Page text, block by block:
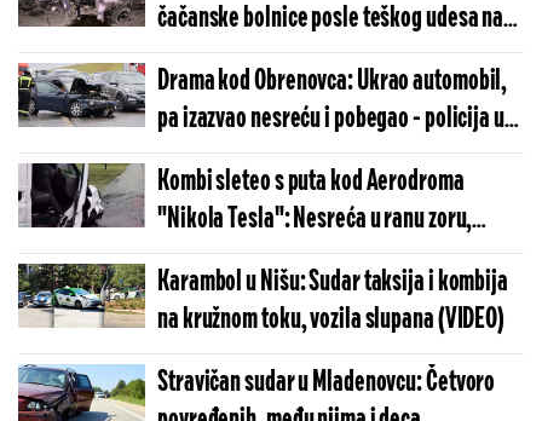
čačanske bolnice posle teškog udesa na
Ibarskoj magistrali (FOTO/VIDEO)
Drama kod Obrenovca: Ukrao automobil,
pa izazvao nesreću i pobegao - policija u
vozilu našla ključni dokaz
Kombi sleteo s puta kod Aerodroma
"Nikola Tesla": Nesreća u ranu zoru,
vozač tvrdi da mu je pukla guma
Karambol u Nišu: Sudar taksija i kombija
na kružnom toku, vozila slupana (VIDEO)
Stravičan sudar u Mladenovcu: Četvoro